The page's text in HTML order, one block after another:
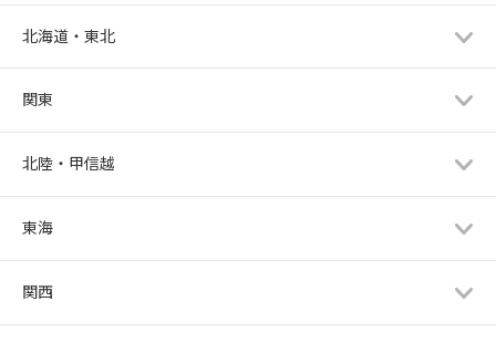
北海道・東北
関東
北陸・甲信越
東海
関西